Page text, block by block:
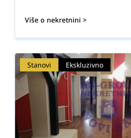
Više o nekretnini >
Stanovi Ekskluzivno